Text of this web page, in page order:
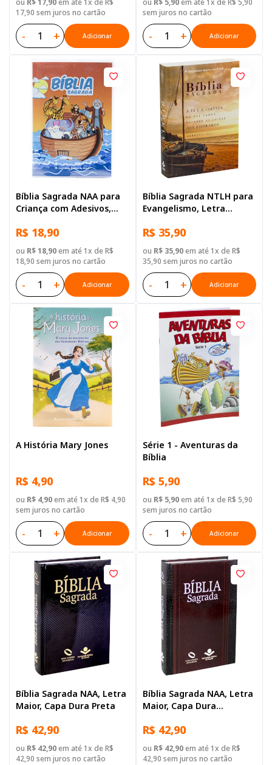
ou R$ 17,90em até 1x de R$
17,90 sem juros no cartão
- + Adicionar
ou R$ 5,90em até 1x de R$ 5,90
sem juros no cartão
- + Adicionar
Bíblia Sagrada NAA para
Criança com Adesivos,
Brochura Ilustrada:
Terracota
R$ 18,90
ou R$ 18,90em até 1x de R$
18,90 sem juros no cartão
- + Adicionar
Bíblia Sagrada NTLH para
Evangelismo, Letra
Brochura Ilustrada:
Terracota
R$ 35,90
ou R$ 35,90em até 1x de R$
35,90 sem juros no cartão
- + Adicionar
A História Mary Jones
R$ 4,90
ou R$ 4,90em até 1x de R$ 4,90
sem juros no cartão
- + Adicionar
Série 1 - Aventuras da
Bíblia
R$ 5,90
ou R$ 5,90em até 1x de R$ 5,90
sem juros no cartão
- + Adicionar
Bíblia Sagrada NAA, Letra
Maior, Capa Dura Preta
R$ 42,90
ou R$ 42,90em até 1x de R$
42,90 sem juros no cartão
Bíblia Sagrada NAA, Letra
Maior, Capa Dura
R$ 42,90
ou R$ 42,90em até 1x de R$
42,90 sem juros no cartão